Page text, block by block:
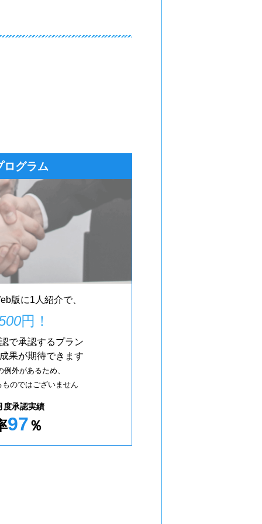
ログラム
版に1人紹介で、
円！
で承認するプラン
果が期待できます
外があるため、
のではございません
度承認実績
97％